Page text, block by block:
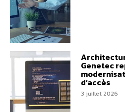
Genetec
d’accès
3 juillet 2026